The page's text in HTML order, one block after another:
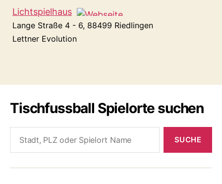
Lichtspielhaus
Lange Straße 4 - 6, 88499 Riedlingen
Lettner Evolution
Tischfussball Spielorte suchen